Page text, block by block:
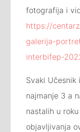
fotografija i
https://
galerija-
interbifep-
Svaki
najmanje 3 a
nastalih u
objavljivanja